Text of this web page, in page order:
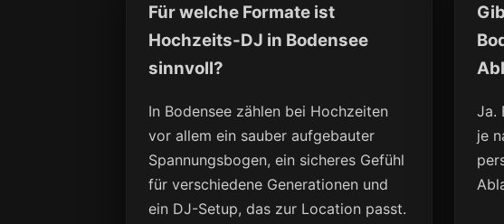
Für welche Formate ist
Hochzeits-DJ in Bodensee
sinnvoll?
In Bodensee zählen bei Hochzeiten
vor allem ein sauber aufgebauter
Spannungsbogen, ein sicheres Gefühl
für verschiedene Generationen und
ein DJ-Setup, das zur Location passt.
Ja.
je